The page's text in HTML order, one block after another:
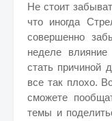
Не стоит
что иногда
совершенно
неделе
стать причиной
все так плохо.
сможете
темы и